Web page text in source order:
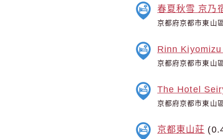
春夏秋雪 京乃
京都府京都市東山
Rinn
京都府京都市東山
The Hotel
京都府京都市東山
京都東山莊